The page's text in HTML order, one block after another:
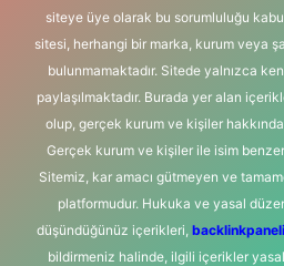
siteye üye olarak bu sorumluluğu
sitesi, herhangi bir marka, kurum veya
bulunmamaktadır. Sitede yalnızca
paylaşılmaktadır. Burada yer alan
olup, gerçek kurum ve kişiler hakkında
Gerçek kurum ve kişiler ile isim
Sitemiz, kar amacı gütmeyen ve
platformudur. Hukuka ve yasal
düşündüğünüz içerikleri,
bildirmeniz halinde, ilgili içerikler